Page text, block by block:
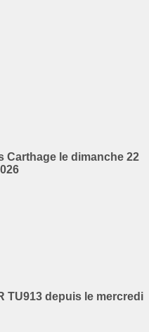
Carthage le dimanche 22
TU913 depuis le mercredi